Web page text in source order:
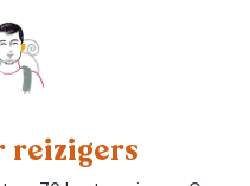
reizigers